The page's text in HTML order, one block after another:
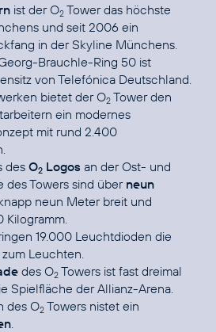
ist derO2 Towerdas höchste
und seit 2006 ein
in der Skyline Münchens.
Brauchle-Ring 50 ist
von Telefónica Deutschland.
bietet der O2 Tower den
ein modernes
mit rund 2.400
des O2 Logos an der Ost- und
des Towers sind über neun
neun Meter breit und
19.000 Leuchtdioden die
Leuchten.
des O2 Towers ist fast dreimal
Spielfläche der Allianz-Arena.
des O2 Towers nistet ein